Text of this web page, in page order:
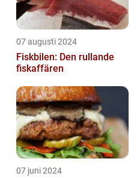
07 augusti 2024
Fiskbilen: Den rullande
fiskaffären
07 juni 2024